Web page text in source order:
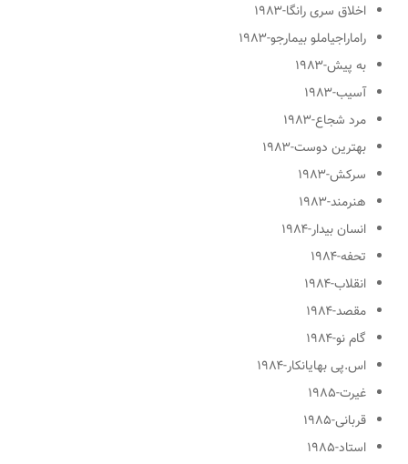
اخلاق سری رانگا-۱۹۸۳
راماراجیاملو بیمارجو-۱۹۸۳
به پیش-۱۹۸۳
آسیب-۱۹۸۳
مرد شجاع-۱۹۸۳
بهترین دوست-۱۹۸۳
سرکش-۱۹۸۳
هنرمند-۱۹۸۳
انسان بیدار-۱۹۸۴
تحفه-۱۹۸۴
انقلاب-۱۹۸۴
مقصد-۱۹۸۴
گام نو-۱۹۸۴
اس.پی بهایانکار-۱۹۸۴
غیرت-۱۹۸۵
قربانی-۱۹۸۵
استاد-۱۹۸۵